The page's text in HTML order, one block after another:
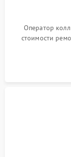
Оператор
стоимости